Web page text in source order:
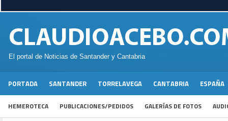
El portal de Noticias de Santander y Cantabria
PORTADA SANTANDER TORRELAVEGA CANTABRIA ESPAÑA
HEMEROTECA PUBLICACIONES/PEDIDOS GALERÍAS DE FOTOS